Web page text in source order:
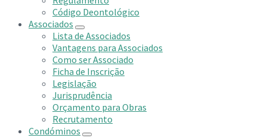
Código Deontológico
Associados
Lista de Associados
Vantagens para Associados
Como ser Associado
Ficha de Inscrição
Legislação
Jurisprudência
Orçamento para Obras
Recrutamento
Condóminos